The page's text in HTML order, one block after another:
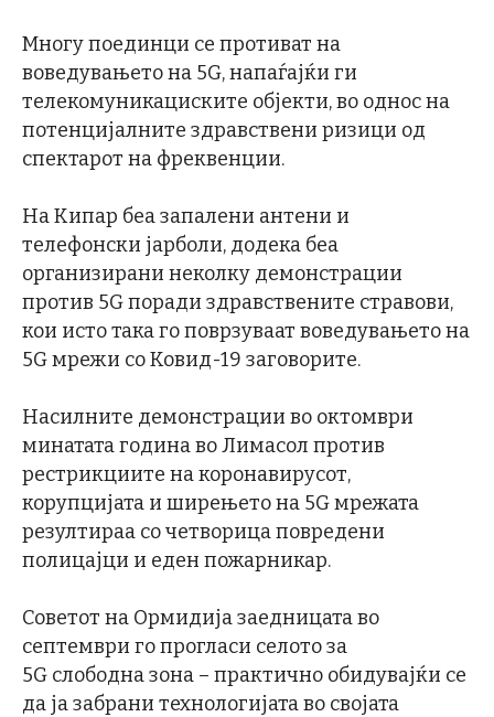
Многу поединци се противат на
воведувањето на 5G, напаѓајќи ги
телекомуникациските објекти, во однос на
потенцијалните здравствени ризици од
спектарот на фреквенции.
На Кипар беа запалени антени и
телефонски јарболи, додека беа
организирани неколку демонстрации
против 5G поради здравствените стравови,
кои исто така го поврзуваат воведувањето на
5G мрежи со Ковид-19 заговорите.
Насилните демонстрации во октомври
минатата година во Лимасол против
рестрикциите на коронавирусот,
корупцијата и ширењето на 5G мрежата
резултираа со четворица повредени
полицајци и еден пожарникар.
Советот на Ормидија заедницата во
септември го прогласи селото за
5G слободна зона – практично обидувајќи се
да ја забрани технологијата во својата